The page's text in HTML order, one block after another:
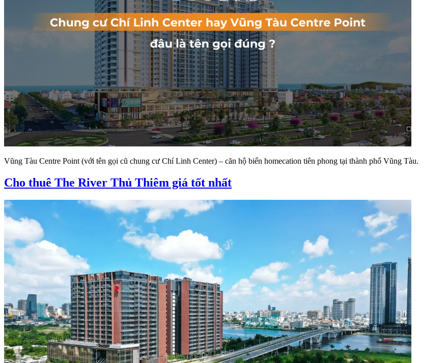
Vũng Tàu Centre Point (với tên gọi cũ chung cư Chí Linh Center) – căn hộ biển homecation tiên phong tại thành phố Vũng Tàu.
Cho thuê The River Thủ Thiêm giá tốt nhất